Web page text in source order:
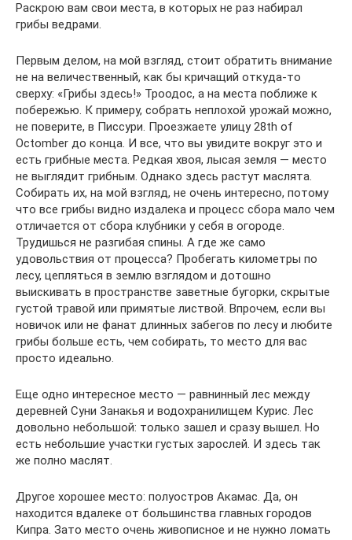
Раскрою вам свои места, в которых не раз набирал
грибы ведрами.
Первым делом, на мой взгляд, стоит обратить внимание
не на величественный, как бы кричащий откуда-то
сверху: «Грибы здесь!» Троодос, а на места поближе к
побережью. К примеру, собрать неплохой урожай можно,
не поверите, в Писсури. Проезжаете улицу 28th of
Octomber до конца. И все, что вы увидите вокруг это и
есть грибные места. Редкая хвоя, лысая земля — место
не выглядит грибным. Однако здесь растут маслята.
Собирать их, на мой взгляд, не очень интересно, потому
что все грибы видно издалека и процесс сбора мало чем
отличается от сбора клубники у себя в огороде.
Трудишься не разгибая спины. А где же само
удовольствия от процесса? Пробегать километры по
лесу, цепляться в землю взглядом и дотошно
выискивать в пространстве заветные бугорки, скрытые
густой травой или примятые листвой. Впрочем, если вы
новичок или не фанат длинных забегов по лесу и любите
грибы больше есть, чем собирать, то место для вас
просто идеально.
Еще одно интересное место — равнинный лес между
деревней Суни Занакья и водохранилищем Курис. Лес
довольно небольшой: только зашел и сразу вышел. Но
есть небольшие участки густых зарослей. И здесь так
же полно маслят.
Другое хорошее место: полуостров Акамас. Да, он
находится вдалеке от большинства главных городов
Кипра. Зато место очень живописное и не нужно ломать